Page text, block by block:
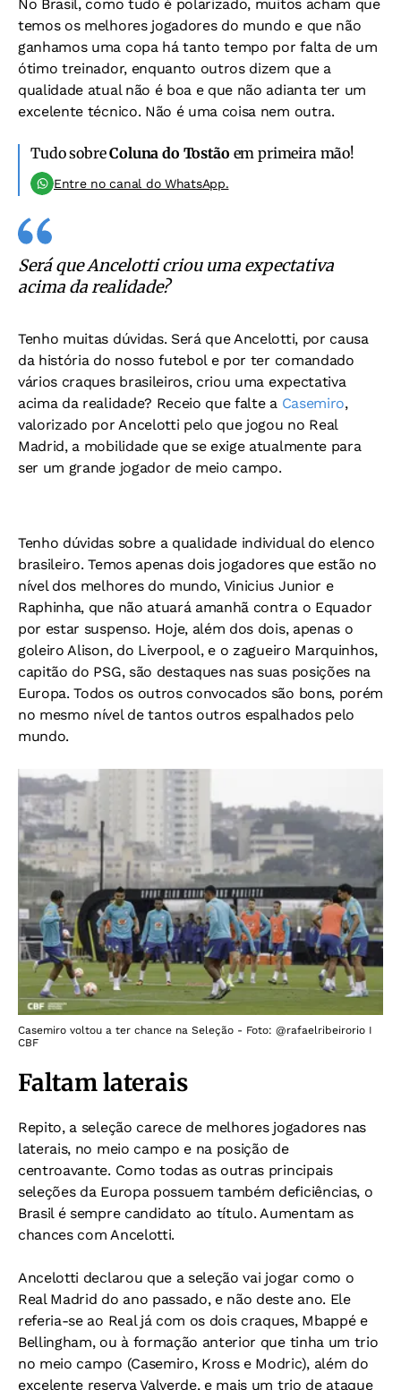
No Brasil, como tudo é polarizado, muitos acham que
temos os melhores jogadores do mundo e que não
ganhamos uma copa há tanto tempo por falta de um
ótimo treinador, enquanto outros dizem que a
qualidade atual não é boa e que não adianta ter um
excelente técnico. Não é uma coisa nem outra.
Tudo sobreColuna do Tostão em primeira mão!
Entre no canal do WhatsApp.
Será que Ancelotti criou uma expectativa
acima da realidade?
Tenho muitas dúvidas. Será que Ancelotti, por causa
da história do nosso futebol e por ter comandado
vários craques brasileiros, criou uma expectativa
acima da realidade? Receio que falte a Casemiro,
valorizado por Ancelotti pelo que jogou no Real
Madrid, a mobilidade que se exige atualmente para
ser um grande jogador de meio campo.
Tenho dúvidas sobre a qualidade individual do elenco
brasileiro. Temos apenas dois jogadores que estão no
nível dos melhores do mundo, Vinicius Junior e
Raphinha, que não atuará amanhã contra o Equador
por estar suspenso. Hoje, além dos dois, apenas o
goleiro Alison, do Liverpool, e o zagueiro Marquinhos,
capitão do PSG, são destaques nas suas posições na
Europa. Todos os outros convocados são bons, porém
no mesmo nível de tantos outros espalhados pelo
mundo.
Casemiro voltou a ter chance na Seleção - Foto: @rafaelribeirorio I
CBF
Faltam laterais
Repito, a seleção carece de melhores jogadores nas
laterais, no meio campo e na posição de
centroavante. Como todas as outras principais
seleções da Europa possuem também deficiências, o
Brasil é sempre candidato ao título. Aumentam as
chances com Ancelotti.
Ancelotti declarou que a seleção vai jogar como o
Real Madrid do ano passado, e não deste ano. Ele
referia-se ao Real já com os dois craques, Mbappé e
Bellingham, ou à formação anterior que tinha um trio
no meio campo (Casemiro, Kross e Modric), além do
excelente reserva Valverde, e mais um trio de ataque